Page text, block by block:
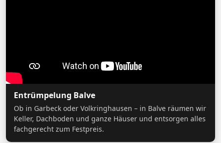
Entrümpelung Balve
Ob in Garbeck oder Volkringhausen – in Balve räumen wir
Keller, Dachboden und ganze Häuser und entsorgen alles
fachgerecht zum Festpreis.